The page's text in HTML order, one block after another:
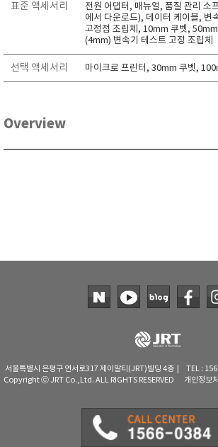
표준 액세서리
전원 어댑터, 매뉴얼, 품질 관리 소
에서 다운로드), 데이터 케이블, 변
고정점 조립체, 10mm 쿠벳,
(4mm) 변속기 테스트 고정 조립체
선택 액세서리 마이크로 프린터, 30mm 쿠벳,
Overview
서울특별시 은평구 연서로317 제이알티(JRT)빌딩 4층 | TEL :
Copyright ⓒ JRT Co.,Ltd. ALL RIGHTS RESERVED 개인정보